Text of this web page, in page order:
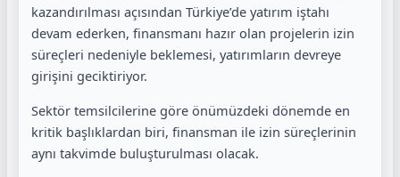
kazandırılması açısından Türkiye’de yatırım iştahı
devam ederken, finansmanı hazır olan projelerin izin
süreçleri nedeniyle beklemesi, yatırımların devreye
girişini geciktiriyor.
Sektör temsilcilerine göre önümüzdeki dönemde en
kritik başlıklardan biri, finansman ile izin süreçlerinin
aynı takvimde buluşturulması olacak.